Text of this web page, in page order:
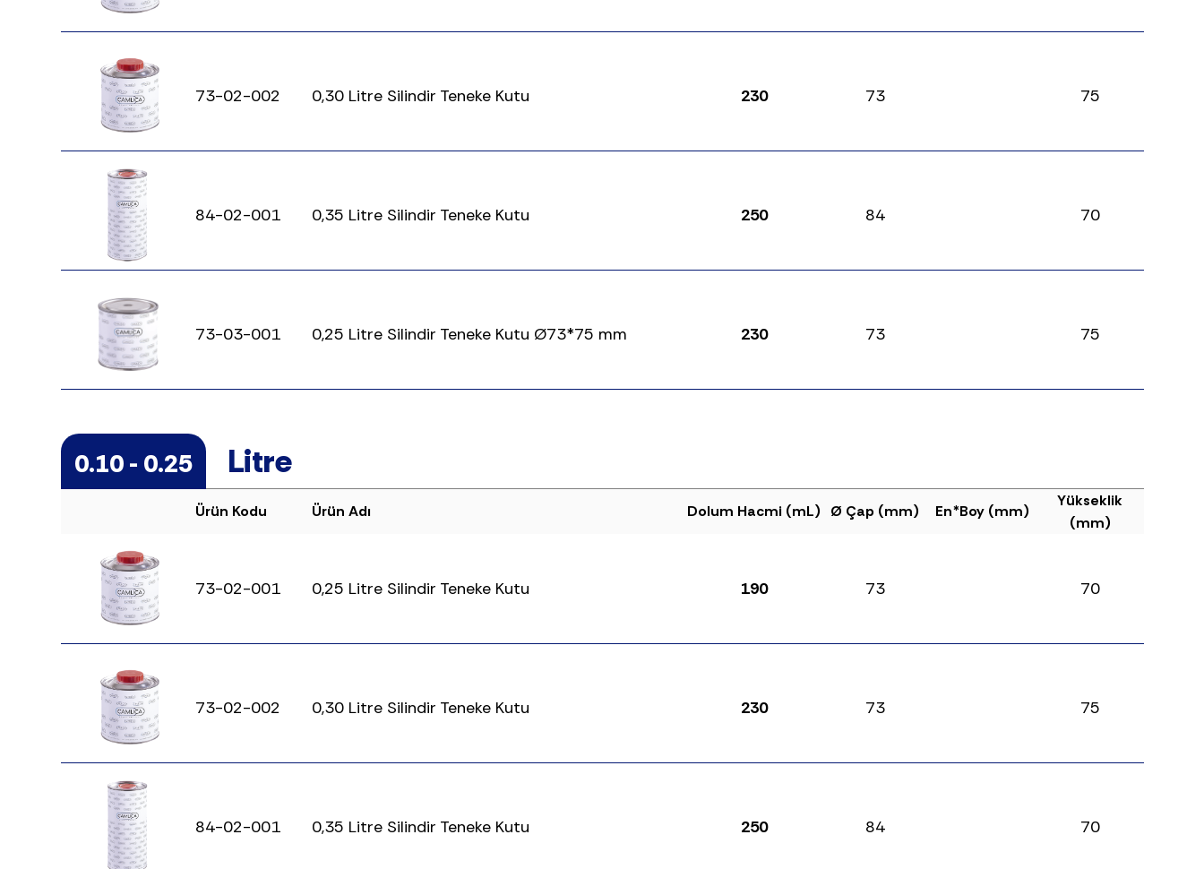
73-02-002 0,30 Litre Silindir Teneke Kutu 230 73 75
84-02-001 0,35 Litre Silindir Teneke Kutu 250 84 70
73-03-001 0,25 Litre Silindir Teneke Kutu Ø73*75 mm 230 73 75
0.10 - 0.25 Litre
Ürün Kodu Ürün Adı Dolum Hacmi (mL) Ø Çap (mm) En*Boy (mm)
Yükseklik
(mm)
73-02-001 0,25 Litre Silindir Teneke Kutu 190 73 70
73-02-002 0,30 Litre Silindir Teneke Kutu 230 73 75
84-02-001 0,35 Litre Silindir Teneke Kutu 250 84 70